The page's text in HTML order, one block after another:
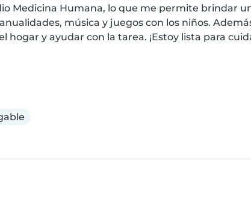
Medicina Humana, lo que me permite brindar
música y juegos con los niños.
hogar y ayudar con la tarea. ¡Estoy lista para